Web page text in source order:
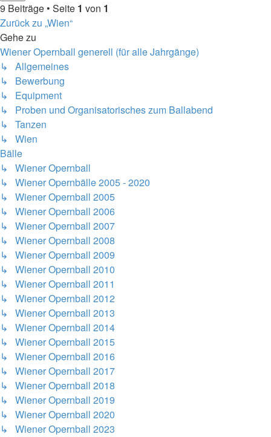
9 Beiträge • Seite 1 von 1
Zurück zu „Wien“
Gehe zu
Wiener Opernball generell (für alle Jahrgänge)
↳ Allgemeines
↳ Bewerbung
↳ Equipment
↳ Proben und Organisatorisches zum Ballabend
↳ Tanzen
↳ Wien
Bälle
↳ Wiener Opernball
↳ Wiener Opernbälle 2005 - 2020
↳ Wiener Opernball 2005
↳ Wiener Opernball 2006
↳ Wiener Opernball 2007
↳ Wiener Opernball 2008
↳ Wiener Opernball 2009
↳ Wiener Opernball 2010
↳ Wiener Opernball 2011
↳ Wiener Opernball 2012
↳ Wiener Opernball 2013
↳ Wiener Opernball 2014
↳ Wiener Opernball 2015
↳ Wiener Opernball 2016
↳ Wiener Opernball 2017
↳ Wiener Opernball 2018
↳ Wiener Opernball 2019
↳ Wiener Opernball 2020
↳ Wiener Opernball 2023